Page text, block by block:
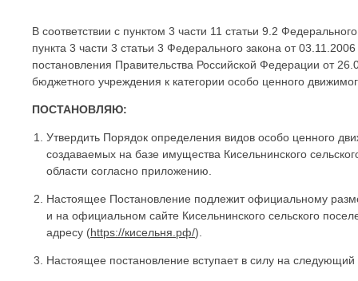
В соответствии с пунктом 3 части 11 статьи 9.2
пункта 3 части 3 статьи 3 Федерального закона от
постановления Правительства Российской Федерации от
бюджетного учреждения к категории особо ценного
ПОСТАНОВЛЯЮ:
Утвердить Порядок определения видов особо ценного
создаваемых на базе имущества Кисельнинского
области согласно приложению.
Настоящее Постановление подлежит официальному
и на официальном сайте Кисельнинского сельского
адресу (https://кисельня.рф/).
Настоящее постановление вступает в силу на